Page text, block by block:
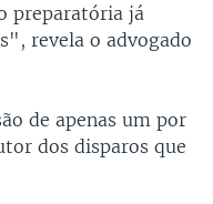
preparatória já
revela o advogado
de apenas um por
dos disparos que